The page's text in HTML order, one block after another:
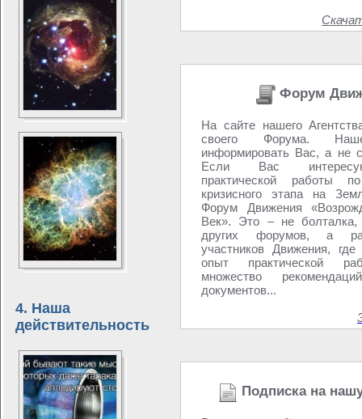
4. Наша
действительность
Форум
На сайте нашего
своего Форума.
информировать Вас, а не
Если Вас
практической работы
кризисного этапа на
Форум Движения
Век». Это – не болталка,
других форумов, а
участников Движения,
опыт практической
множество
документов...
Подписка на